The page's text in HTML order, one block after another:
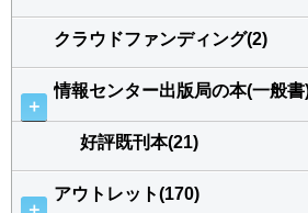
クラウドファンディング(2)
＋
情報センター出版局の本(一般
好評既刊本(21)
アウトレット(170)